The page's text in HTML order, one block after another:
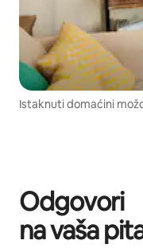
Istaknuti domaćini
Odgovori
na vaša